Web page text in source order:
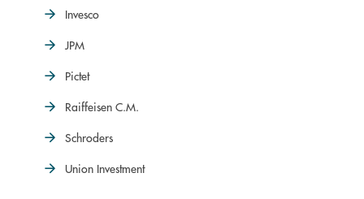
Invesco
JPM
Pictet
Raiffeisen C.M.
Schroders
Union Investment